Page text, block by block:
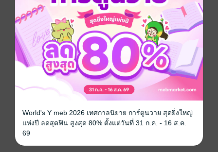
ความยาว 137 หน้า (≈ 15,277 คำ)
ฟรี
เรื่องที่คุณน่าจะสนใจ
World's Y meb 2026 เทศกาลนิยาย การ์ตูนวาย สุดยิ่งใหญ่
แห่งปี ลดสุดฟิน สูงสุด 80% ตั้งแต่วันที่ 31 ก.ค. - 16 ส.ค.
69